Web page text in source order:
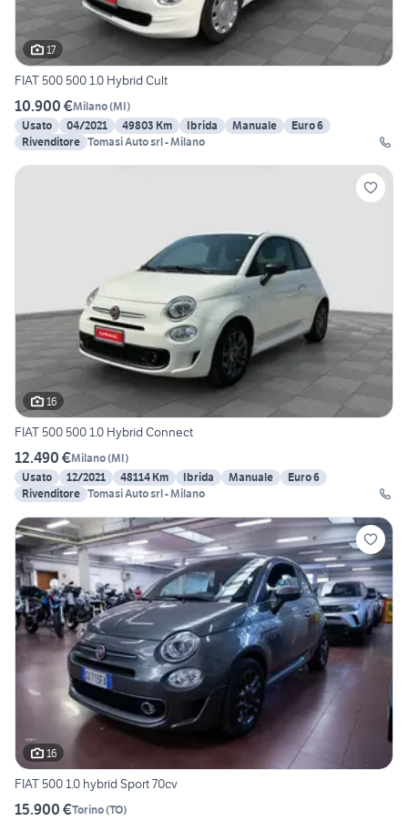
17
FIAT 500 500 1.0 Hybrid Cult
10.900 €Milano(MI)
Usato
04/2021 49803 Km Ibrida Manuale
Euro 6
Rivenditore Tomasi Auto srl - Milano
16
FIAT 500 500 1.0 Hybrid Connect
12.490 €Milano(MI)
Usato
12/2021 48114 Km Ibrida Manuale
Euro 6
Rivenditore Tomasi Auto srl - Milano
16
FIAT 500 1.0 hybrid Sport 70cv
15.900 €Torino(TO)